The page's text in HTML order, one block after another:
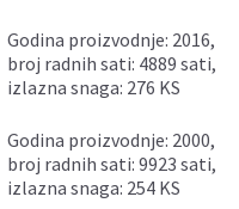
godina proizvodnje: 2016,
broj radnih sati: 4889 sati,
izlazna snaga: 276 KS
godina proizvodnje: 2000,
broj radnih sati: 9923 sati,
izlazna snaga: 254 KS